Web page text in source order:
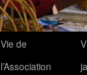
Vie de
l’Association